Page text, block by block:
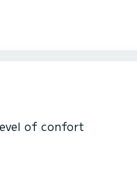
of confort